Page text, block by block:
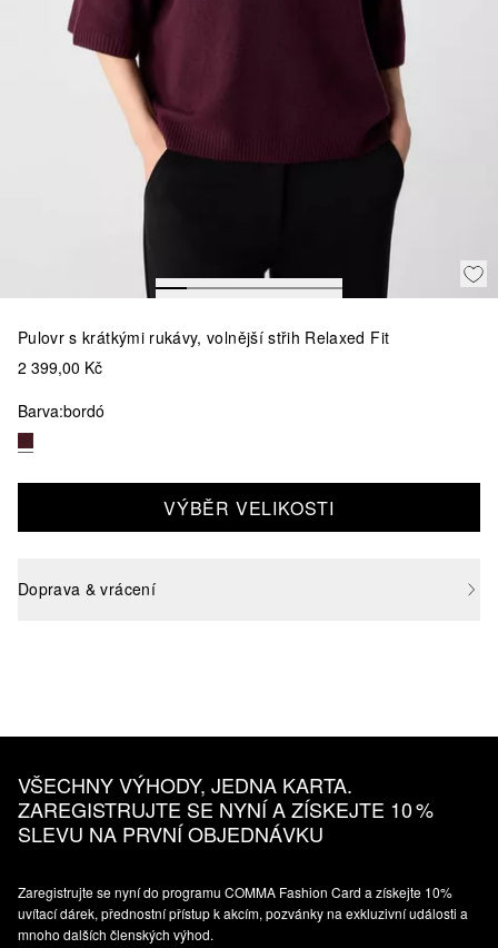
Pulovr s krátkými rukávy, volnější střih Relaxed Fit
2 399,00 Kč
Barva:bordó
VÝBĚR VELIKOSTI
Doprava & vrácení
VŠECHNY VÝHODY, JEDNA KARTA.
ZAREGISTRUJTE SE NYNÍ A ZÍSKEJTE 10 %
SLEVU NA PRVNÍ OBJEDNÁVKU
Zaregistrujte se nyní do programu COMMA Fashion Card a získejte 10%
uvítací dárek, přednostní přístup k akcím, pozvánky na exkluzivní události a
mnoho dalších členských výhod.